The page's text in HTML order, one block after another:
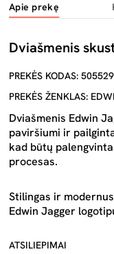
Apie prekę
Dviašmenis
PREKĖS KODAS:
PREKĖS ŽENKLAS:
Dviašmenis Edwin
paviršiumi ir
kad būtų
procesas.
Stilingas ir
Edwin Jagger
ATSILIEPIMAI